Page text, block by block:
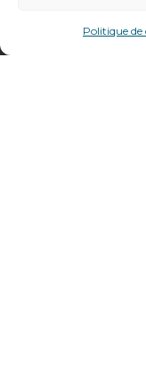
Politique de